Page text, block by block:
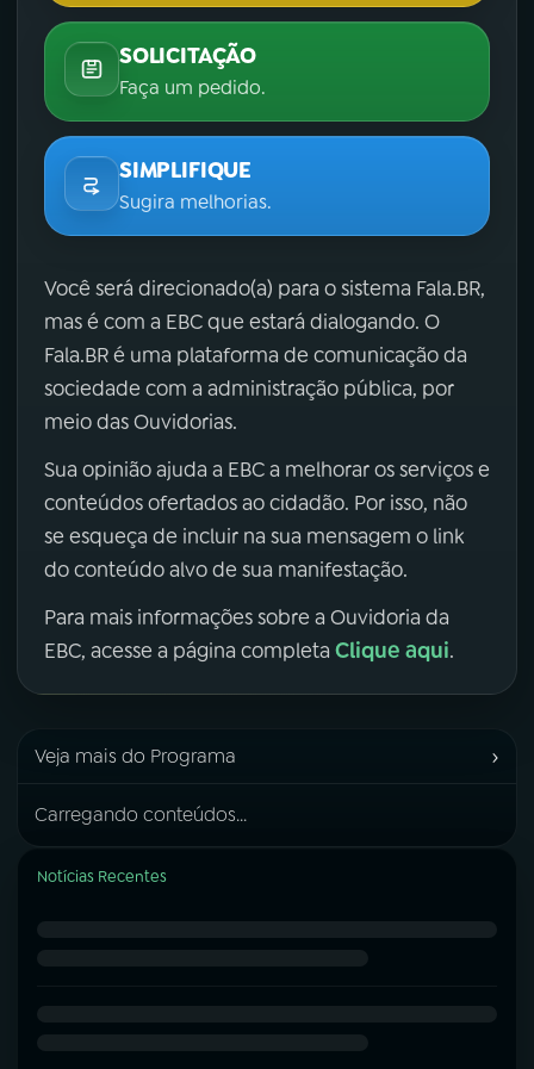
SOLICITAÇÃO
Faça um pedido.
SIMPLIFIQUE
Sugira melhorias.
Você será direcionado(a) para o sistema Fala.BR,
mas é com a EBC que estará dialogando. O
Fala.BR é uma plataforma de comunicação da
sociedade com a administração pública, por
meio das Ouvidorias.
Sua opinião ajuda a EBC a melhorar os serviços e
conteúdos ofertados ao cidadão. Por isso, não
se esqueça de incluir na sua mensagem o link
do conteúdo alvo de sua manifestação.
Para mais informações sobre a Ouvidoria da
EBC, acesse a página completa Clique aqui.
Veja mais do Programa ›
Carregando conteúdos...
Notícias Recentes